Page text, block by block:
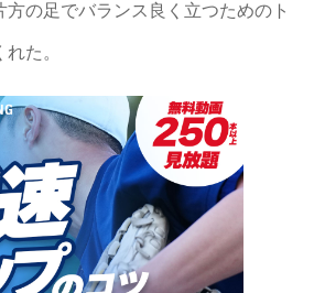
の足でバランス良く立つためのト
た。